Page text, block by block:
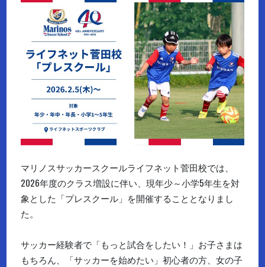
マリノスサッカースクールライフネット菅田校では、
2026年度のクラス増設に伴い、現年少～小学5年生を対
象とした「プレスクール」を開催することとなりまし
た。
サッカー経験者で「もっと試合をしたい！」お子さまは
もちろん、「サッカーを始めたい」初心者の方、女の子